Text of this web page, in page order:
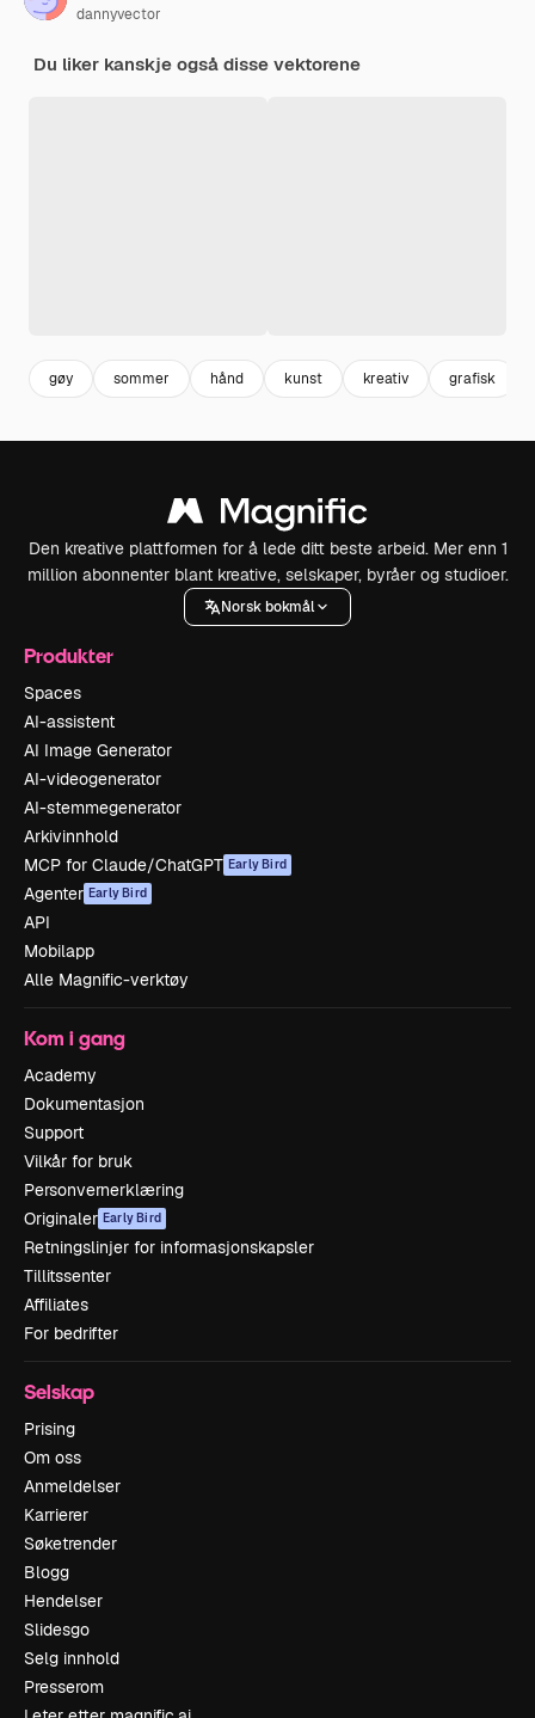
dannyvector
Du liker kanskje også disse vektorene
gøy sommer hånd kunst kreativ grafisk
Den kreative plattformen for å lede ditt beste arbeid. Mer enn 1
million abonnenter blant kreative, selskaper, byråer og studioer.
Norsk bokmål
Produkter
Spaces
AI-assistent
AI Image Generator
AI-videogenerator
AI-stemmegenerator
Arkivinnhold
MCP for Claude/ChatGPT Early Bird
Agenter Early Bird
API
Mobilapp
Alle Magnific-verktøy
Kom i gang
Academy
Dokumentasjon
Support
Vilkår for bruk
Personvernerklæring
Originaler Early Bird
Retningslinjer for informasjonskapsler
Tillitssenter
Affiliates
For bedrifter
Selskap
Prising
Om oss
Anmeldelser
Karrierer
Søketrender
Blogg
Hendelser
Slidesgo
Selg innhold
Presserom